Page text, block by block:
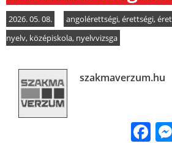
2026. 05. 08. angolérettségi,érettségi,
nyelv, középiskola, nyelvvizsga
szakmaverzum.hu